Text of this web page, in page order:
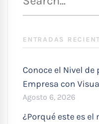
para
ENTRADAS
Conoce el Nivel
Empresa con
Agosto 6, 2026
¿Porqué este es